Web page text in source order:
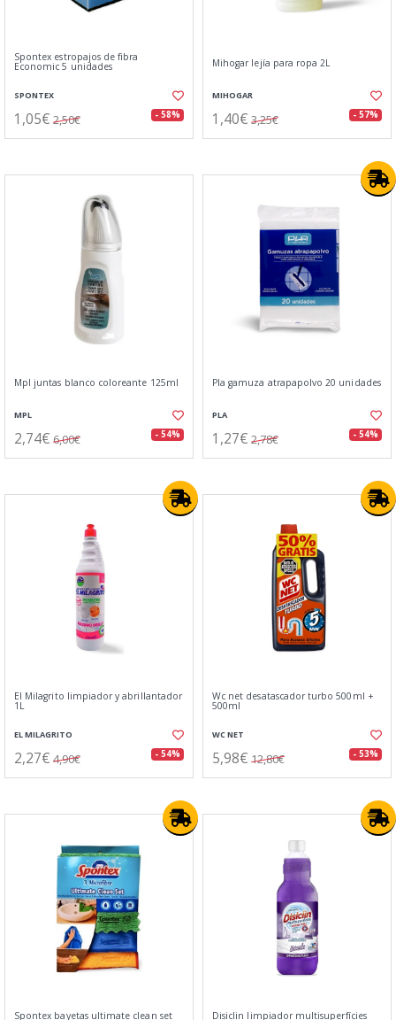
Spontex estropajos de fibra
Economic 5 unidades
SPONTEX
1,05€ 2,50€ - 58%
Mihogar lejía para ropa 2L
MIHOGAR
1,40€ 3,25€ - 57%
Mpl juntas blanco coloreante 125ml
MPL
2,74€ 6,00€ - 54%
Pla gamuza atrapapolvo 20 unidades
PLA
1,27€ 2,78€ - 54%
El Milagrito limpiador y abrillantador
1L
EL MILAGRITO
2,27€ 4,90€ - 54%
Wc net desatascador turbo 500ml +
500ml
WC NET
5,98€ 12,80€ - 53%
Spontex bayetas ultimate clean set Disiclin limpiador multisuperfícies